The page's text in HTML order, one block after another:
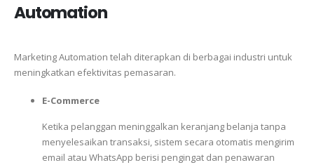
Automation
Marketing Automation telah diterapkan di berbagai industri untuk
meningkatkan efektivitas pemasaran.
E-Commerce
Ketika pelanggan meninggalkan keranjang belanja tanpa
menyelesaikan transaksi, sistem secara otomatis mengirim
email atau WhatsApp berisi pengingat dan penawaran